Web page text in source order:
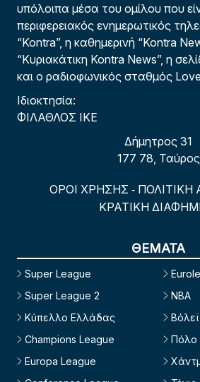
υπόλοιπα μέσα του ομίλου που
περιφερειακός ενημερωτικός
“Kontra”, η καθημερινή “Kontra
“Κυριακάτικη Kontra News”, η
και ο ραδιοφωνικός σταθμός
Ιδιοκτησία:
ΦΙΛΑΘΛΟΣ ΙΚΕ
Δήμητρος 31
177 78, Ταύρος
ΟΡΟΙ ΧΡΗΣΗΣ -
ΚΡΑΤΙΚΗ
ΘΕΜΑΤΑ
Super League
Super League 2
Κύπελλο Ελλάδας
Champions League
Europa League
NBA
Βόλεϊ
Πόλο